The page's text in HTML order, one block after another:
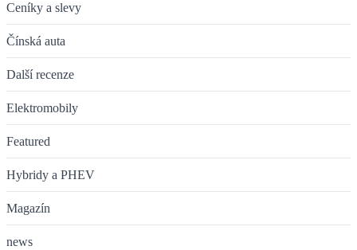
Ceníky a slevy
Čínská auta
Další recenze
Elektromobily
Featured
Hybridy a PHEV
Magazín
news